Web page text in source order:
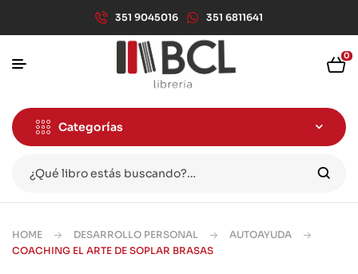
351 9045016 351 6811641
0
Categorías
HOME DESARROLLO PERSONAL
AUTOAYUDA
COACHING EL ARTE DE SOPLAR BRASAS